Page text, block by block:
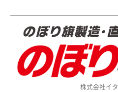
株式会社イ